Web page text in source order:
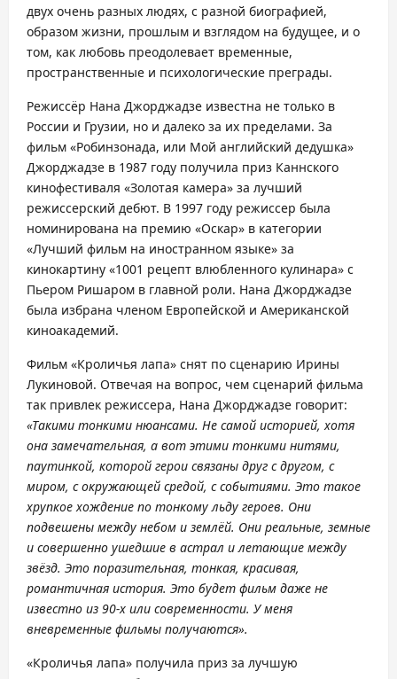
двух очень разных людях, с разной биографией,
образом жизни, прошлым и взглядом на будущее, и о
том, как любовь преодолевает временные,
пространственные и психологические преграды.
Режиссёр Нана Джорджадзе известна не только в
России и Грузии, но и далеко за их пределами. За
фильм «Робинзонада, или Мой английский дедушка»
Джорджадзе в 1987 году получила приз Каннского
кинофестиваля «Золотая камера» за лучший
режиссерский дебют. В 1997 году режиссер была
номинирована на премию «Оскар» в категории
«Лучший фильм на иностранном языке» за
кинокартину «1001 рецепт влюбленного кулинара» с
Пьером Ришаром в главной роли. Нана Джорджадзе
была избрана членом Европейской и Американской
киноакадемий.
Фильм «Кроличья лапа» снят по сценарию Ирины
Лукиновой. Отвечая на вопрос, чем сценарий фильма
так привлек режиссера, Нана Джорджадзе говорит:
«Такими тонкими нюансами. Не самой историей, хотя
она замечательная, а вот этими тонкими нитями,
паутинкой, которой герои связаны друг с другом, с
миром, с окружающей средой, с событиями. Это такое
хрупкое хождение по тонкому льду героев. Они
подвешены между небом и землёй. Они реальные, земные
и совершенно ушедшие в астрал и летающие между
звёзд. Это поразительная, тонкая, красивая,
романтичная история. Это будет фильм даже не
известно из 90-х или современности. У меня
вневременные фильмы получаются».
«Кроличья лапа» получила приз за лучшую